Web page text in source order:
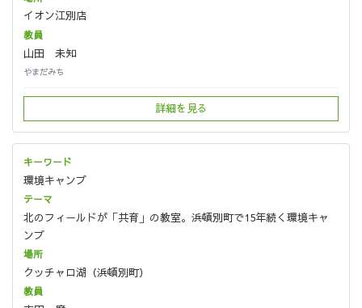
イオン江別店
山田 未知
やまだみち
詳細を見る
環境キャンプ
北のフィールドが「共育」の教室。浜頓別町で15年続く環境キャ
ンプ
クッチャロ湖（浜頓別町）